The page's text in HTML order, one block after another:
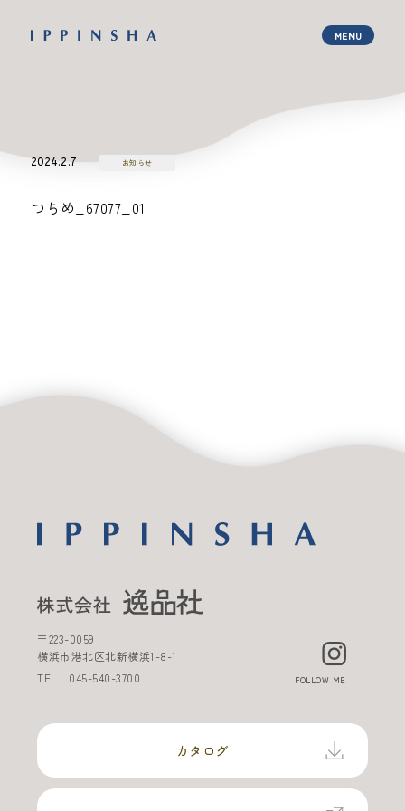
2024.2.7 お知らせ
つちめ_67077_01
〒223-0059
横浜市港北区北新横浜1-8-1
TEL 045-540-3700 FOLLOW ME
カタログ